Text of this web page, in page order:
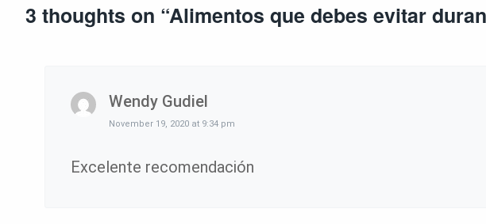
3 thoughts on “Alimentos que debes evitar
Wendy Gudiel
November 19, 2020 at 9:34 pm
Excelente recomendación